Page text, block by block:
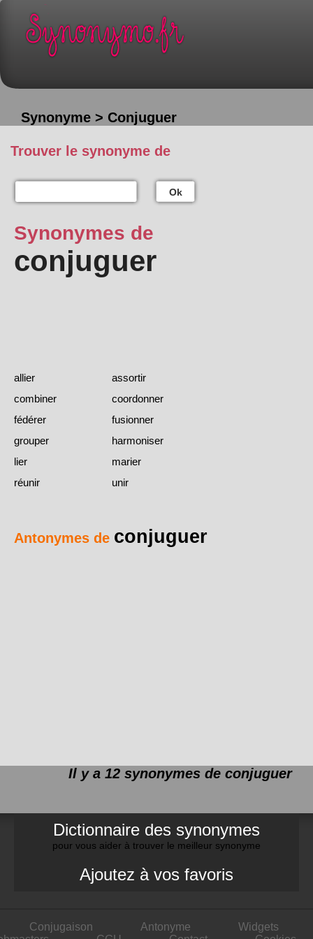
Synonyme > Conjuguer
Trouver le synonyme de
Ok
Synonymes de
conjuguer
allier
assortir
combiner
coordonner
fédérer
fusionner
grouper
harmoniser
lier
marier
réunir
unir
Antonymes de conjuguer
Il y a 12 synonymes de conjuguer
Dictionnaire des synonymes
pour vous aider à trouver le meilleur synonyme
Ajoutez à vos favoris
Conjugaison Antonyme
Widgets